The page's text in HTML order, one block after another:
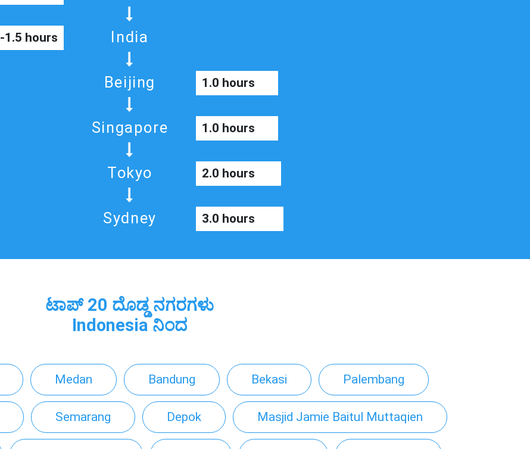
India
-1.5 hours
Beijing 1.0 hours
Singapore 1.0 hours
Tokyo 2.0 hours
Sydney 3.0 hours
ಟಾಪ್ 20 ದೊಡ್ಡ ನಗರಗಳು
Indonesia ನಿಂದ
Medan Bandung Bekasi Palembang
Semarang Depok Masjid Jamie Baitul Muttaqien